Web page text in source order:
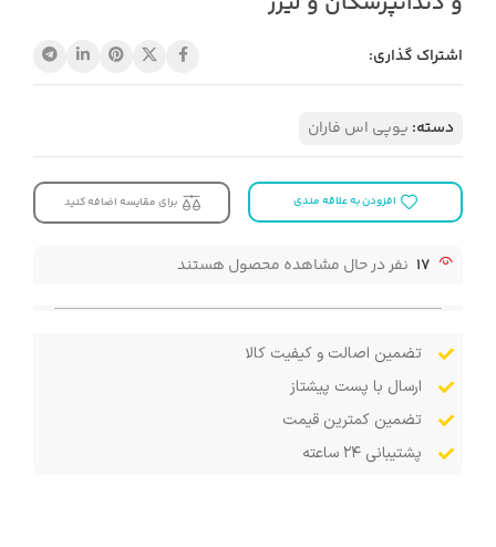
اشتراک گذاری:
دسته: یوپی اس فاران
افزودن به علاقه مندی برای مقایسه اضافه کنید
17 نفر در حال مشاهده محصول هستند
تضمین اصالت و کیفیت کالا
ارسال با پست پیشتاز
تضمین کمترین قیمت
پشتیبانی ۲۴ ساعته